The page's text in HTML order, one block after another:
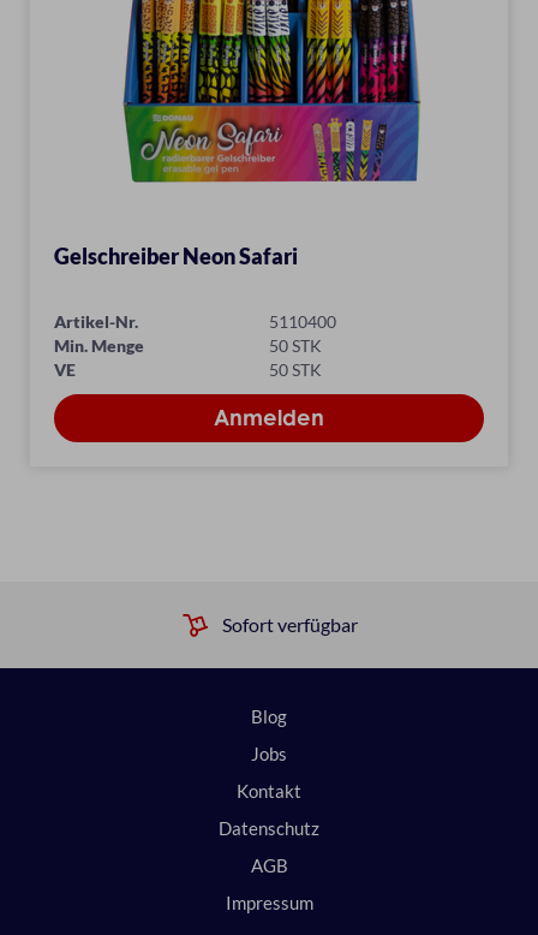
Gelschreiber Neon Safari
Artikel-Nr.
5110400
Min. Menge
50 STK
VE
50 STK
Sofort verfügbar
Blog
Jobs
Kontakt
Datenschutz
AGB
Impressum